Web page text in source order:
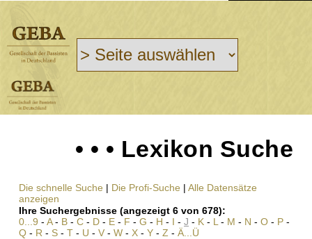
• • • Lexikon Suche
Die schnelle Suche | Die Profi-Suche | Alle Datensätze
anzeigen
Ihre Suchergebnisse (angezeigt 6 von 678):
0...9 - A- B - C - D - E - F - G - H - I - J - K - L - M - N - O - P -
Q - R - S - T - U - V - W - X - Y - Z - Ä...Ü